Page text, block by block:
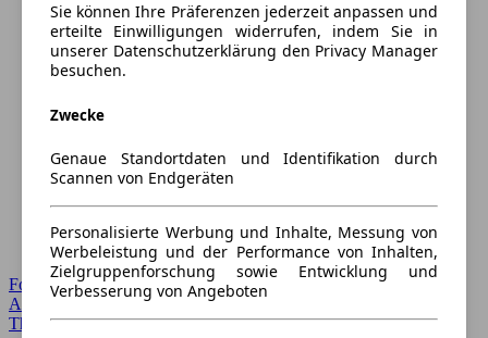
Forum Startseite
Alle Auto-Foren
Themen-Forum
Sie können Ihre Präferenzen jederzeit anpassen und
erteilte Einwilligungen widerrufen, indem Sie in
unserer Datenschutzerklärung den Privacy Manager
besuchen.
Zwecke
Genaue Standortdaten und Identifikation durch
Scannen von Endgeräten
Personalisierte Werbung und Inhalte, Messung von
Werbeleistung und der Performance von Inhalten,
Zielgruppenforschung sowie Entwicklung und
Verbesserung von Angeboten